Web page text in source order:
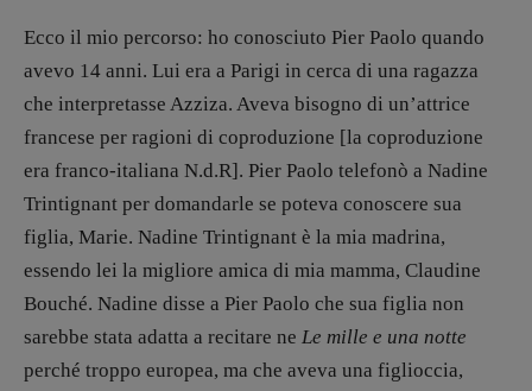
Ecco il mio percorso: ho conosciuto Pier Paolo quando
avevo 14 anni. Lui era a Parigi in cerca di una ragazza
che interpretasse Azziza. Aveva bisogno di un’attrice
francese per ragioni di coproduzione [la coproduzione
era franco-italiana N.d.R]. Pier Paolo telefonò a Nadine
Trintignant per domandarle se poteva conoscere sua
figlia, Marie. Nadine Trintignant è la mia madrina,
essendo lei la migliore amica di mia mamma, Claudine
Bouché. Nadine disse a Pier Paolo che sua figlia non
sarebbe stata adatta a recitare ne Le mille e una notte
perché troppo europea, ma che aveva una figlioccia,